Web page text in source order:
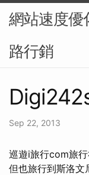
網站速度優
路行銷
Sep 22, 2013
巡遊i旅行com旅行
但也旅行到斯洛文